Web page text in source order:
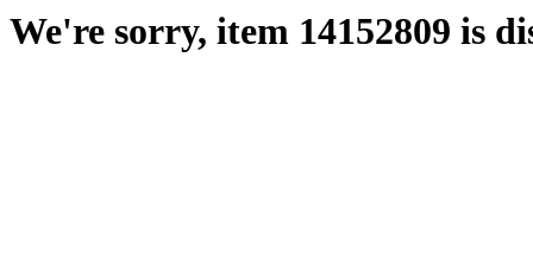
We're sorry, item 14152809 is